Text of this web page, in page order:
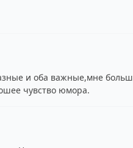
и оба важные,мне
чувство юмора.